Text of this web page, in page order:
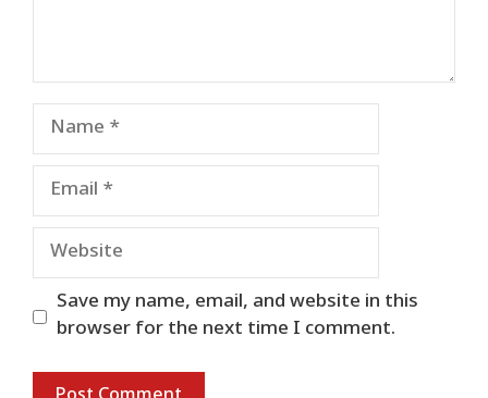
Name
Email
Website
Save my name, email, and website in this
browser for the next time I comment.